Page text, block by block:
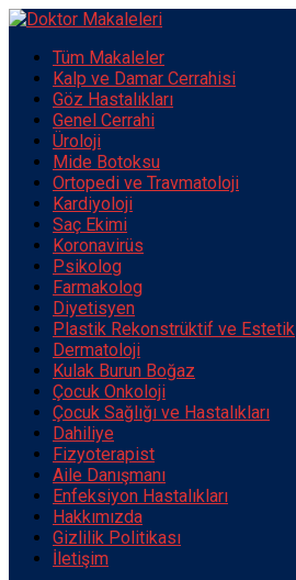
Tüm Makaleler
Kalp ve Damar Cerrahisi
Göz Hastalıkları
Genel Cerrahi
Üroloji
Mide Botoksu
Ortopedi ve Travmatoloji
Kardiyoloji
Saç Ekimi
Koronavirüs
Psikolog
Farmakolog
Diyetisyen
Plastik Rekonstrüktif ve Estetik
Dermatoloji
Kulak Burun Boğaz
Çocuk Onkoloji
Çocuk Sağlığı ve Hastalıkları
Dahiliye
Fizyoterapist
Aile Danışmanı
Enfeksiyon Hastalıkları
Hakkımızda
Gizlilik Politikası
İletişim